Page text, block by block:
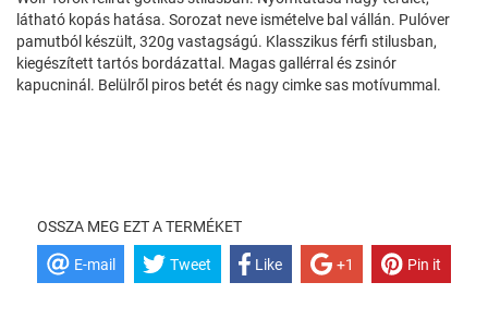
látható kopás hatása. Sorozat neve ismételve bal vállán. Pulóver
pamutból készült, 320g vastagságú. Klasszikus férfi stilusban,
kiegészített tartós bordázattal. Magas gallérral és zsinór
kapucninál. Belülről piros betét és nagy cimke sas motívummal.
OSSZA MEG EZT A TERMÉKET
E-mail Tweet Like +1 Pin it